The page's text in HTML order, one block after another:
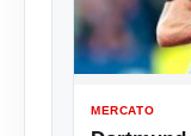
MERCATO